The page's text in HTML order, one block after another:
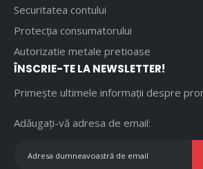
Securitatea contului
Protecția consumatorului
Autorizatie metale pretioase
ÎNSCRIE-TE LA NEWSLETTER!
Primește ultimele informații despre
Adăugați-vă adresa de email: